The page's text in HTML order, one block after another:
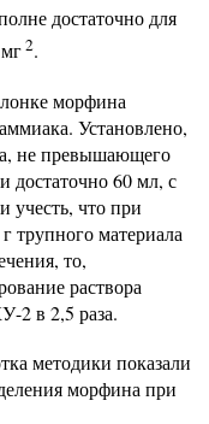
достаточно для
2.
морфина
Установлено,
не превышающего
достаточно 60 мл, с
что при
трупного материала
то,
раствора
2 в 2,5 раза.
методики показали
морфина при